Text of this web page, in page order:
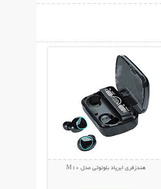
هندزفری ایرپاد بلوتوثی مدل M10